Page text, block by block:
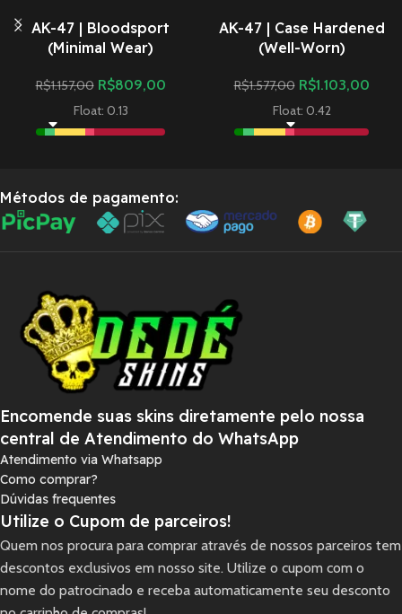
AK-47 | Bloodsport
(Minimal Wear)
R$1.157,00 R$809,00
Float: 0.13
AK-47 | Case Hardened
(Well-Worn)
R$1.577,00 R$1.103,00
Float: 0.42
Métodos de pagamento:
Encomende suas skins diretamente pelo nossa
central de Atendimento do WhatsApp
Atendimento via Whatsapp
Como comprar?
Dúvidas frequentes
Utilize o Cupom de parceiros!
Quem nos procura para comprar através de nossos parceiros tem
descontos exclusivos em nosso site. Utilize o cupom com o
nome do patrocinado e receba automaticamente seu desconto